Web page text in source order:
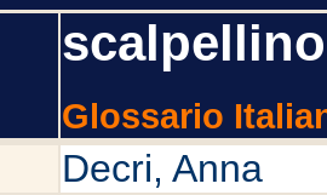
scalpellino
Glossario
Decri, Anna